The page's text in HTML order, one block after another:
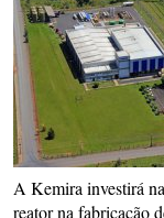
A Kemira investirá
reator na fabricação